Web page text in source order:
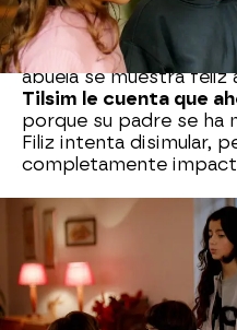
Para animar a sus hijos,
tristes tras la marcha
a casa de Filiz y Hasan
abuela se muestra feliz
Tilsim le cuenta que
porque su padre se ha
Filiz intenta disimular,
completamente
Nova » Series » Amor sin